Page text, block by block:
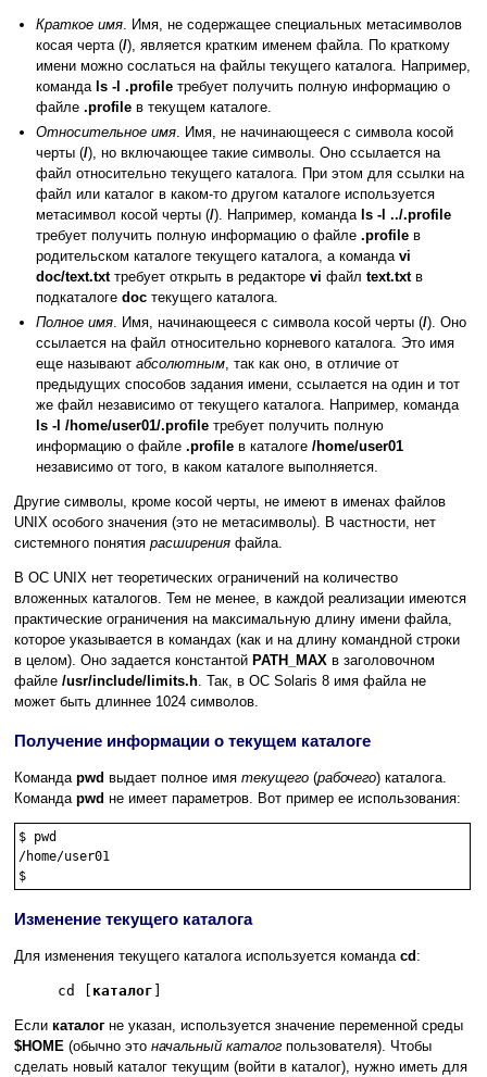
Краткое имя. Имя, не содержащее специальных метасимволов
косая черта (/), является кратким именем файла. По краткому
имени можно сослаться на файлы текущего каталога. Например,
команда ls -l .profile требует получить полную информацию о
файле .profile в текущем каталоге.
Относительное имя. Имя, не начинающееся с символа косой
черты (/), но включающее такие символы. Оно ссылается на
файл относительно текущего каталога. При этом для ссылки на
файл или каталог в каком-то другом каталоге используется
метасимвол косой черты (/). Например, команда ls -l ../.profile
требует получить полную информацию о файле .profile в
родительском каталоге текущего каталога, а команда vi
doc/text.txtтребует открыть в редакторе vi файл text.txtв
подкаталоге doc текущего каталога.
Полное имя. Имя, начинающееся с символа косой черты (/). Оно
ссылается на файл относительно корневого каталога. Это имя
еще называют абсолютным, так как оно, в отличие от
предыдущих способов задания имени, ссылается на один и тот
же файл независимо от текущего каталога. Например, команда
ls -l /home/user01/.profile требует получить полную
информацию о файле .profile в каталоге /home/user01
независимо от того, в каком каталоге выполняется.
Другие символы, кроме косой черты, не имеют в именах файлов
UNIX особого значения (это не метасимволы). В частности, нет
системного понятия расширения файла.
В ОС UNIX нет теоретических ограничений на количество
вложенных каталогов. Тем не менее, в каждой реализации имеются
практические ограничения на максимальную длину имени файла,
которое указывается в командах (как и на длину командной строки
в целом). Оно задается константой PATH_MAX в заголовочном
файле /usr/include/limits.h. Так, в ОС Solaris 8 имя файла не
может быть длиннее 1024 символов.
Получение информации о текущем каталоге
Команда pwd выдает полное имя текущего (рабочего) каталога.
Команда pwd не имеет параметров. Вот пример ее использования:
$ pwd
/home/user01
Изменение текущего каталога
Для изменения текущего каталога используется команда cd :
cd [ каталог
Если каталог не указан, используется значение переменной среды
$HOME (обычно это начальный каталог пользователя). Чтобы
сделать новый каталог текущим (войти в каталог), нужно иметь для